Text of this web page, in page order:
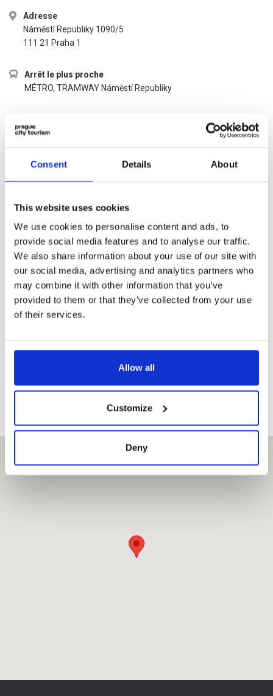
Consent Details About
This website uses cookies
We use cookies to personalise content and ads, to
provide social media features and to analyse our traffic.
We also share information about your use of our site with
our social media, advertising and analytics partners who
may combine it with other information that you’ve
provided to them or that they’ve collected from your use
of their services.
Allow all
Customize
Deny
Adresse
Náměstí Republiky 1090/5
111 21 Praha 1
Arrêt le plus proche
MÉTRO, TRAMWAY Náměstí Republiky
selon le planning en vigueur des visites commentées
Liens externes
Tarif d’entrée
CATÉGORIE
ENTRÉE
STANDARD
AVEC LE
PRAGUE
VISITOR PASS
Adulte 320,- Gratuit
270,-